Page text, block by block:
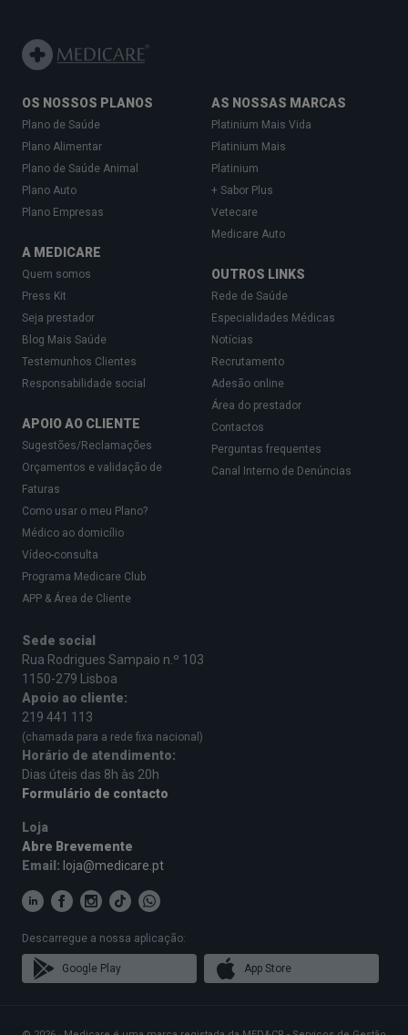
OS NOSSOS PLANOS
Plano de Saúde
Plano Alimentar
Plano de Saúde Animal
Plano Auto
Plano Empresas
A MEDICARE
Quem somos
Press Kit
Seja prestador
Blog Mais Saúde
Testemunhos Clientes
Responsabilidade social
APOIO AO CLIENTE
Sugestões/Reclamações
Orçamentos e validação de
Faturas
Como usar o meu Plano?
Médico ao domicílio
Vídeo-consulta
Programa Medicare Club
APP & Área de Cliente
AS NOSSAS MARCAS
Platinium Mais Vida
Platinium Mais
Platinium
+ Sabor Plus
Vetecare
Medicare Auto
OUTROS LINKS
Rede de Saúde
Especialidades Médicas
Notícias
Recrutamento
Adesão online
Área do prestador
Contactos
Perguntas frequentes
Canal Interno de Denúncias
Sede social
Rua Rodrigues Sampaio n.º 103
1150-279 Lisboa
Apoio ao cliente:
219 441 113
(chamada para a rede fixa nacional)
Horário de atendimento:
Dias úteis das 8h às 20h
Formulário de contacto
Loja
Abre Brevemente
Email: loja@medicare.pt
Descarregue a nossa aplicação:
Google Play App Store